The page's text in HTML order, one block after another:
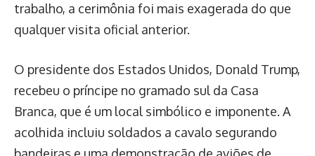
trabalho, a cerimônia foi mais exagerada do que
qualquer visita oficial anterior.
O presidente dos Estados Unidos, Donald Trump,
recebeu o príncipe no gramado sul da Casa
Branca, que é um local simbólico e imponente. A
acolhida incluiu soldados a cavalo segurando